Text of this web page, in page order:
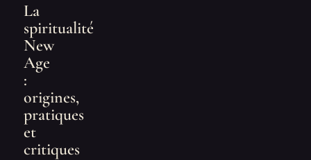
La
spiritualité
New
Age
:
origines,
pratiques
et
critiques